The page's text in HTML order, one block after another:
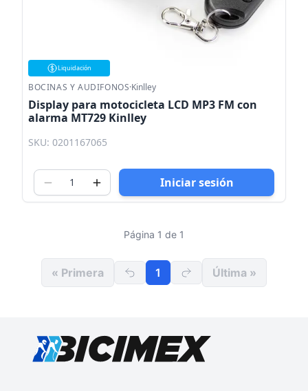
Liquidación
BOCINAS Y AUDIFONOS·Kinlley
Display para motocicleta LCD MP3 FM con
alarma MT729 Kinlley
SKU: 0201167065
Iniciar sesión
Página 1 de 1
« Primera 1 Última »